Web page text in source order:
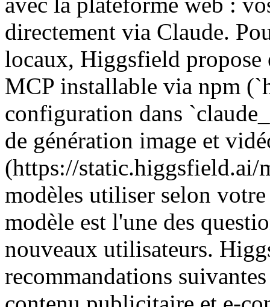
directement via Claude.
locaux, Higgsfield propose
MCP installable via npm
configuration dans
de génération image et
(https://static.higgsfield.ai/
modèles utiliser selon
modèle est l'une des
nouveaux utilisateurs.
recommandations